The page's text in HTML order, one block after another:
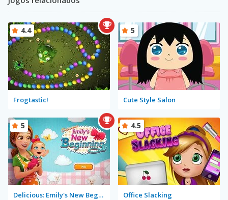
Frogtastic!
4.4
Cute Style Salon
5
Delicious: Emily's New Beginning
5
Office Slacking
4.5